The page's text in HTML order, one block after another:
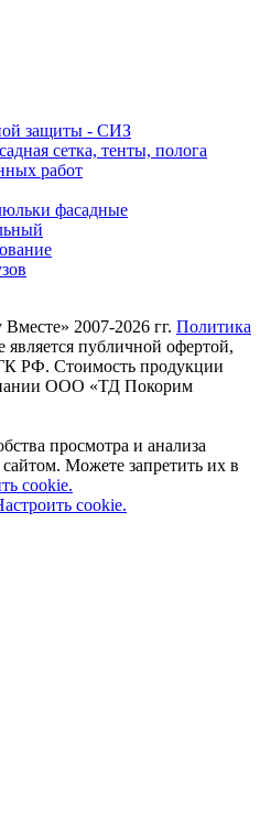
защиты - СИЗ
сетка, тенты, полога
работ
фасадные
2007-2026 гг. Политика
является публичной офертой,
РФ. Стоимость продукции
ООО «ТД Покорим
просмотра и анализа
Можете запретить их в
cookie.
cookie.